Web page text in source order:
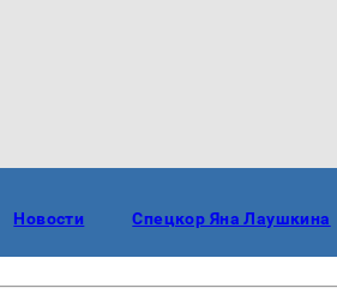
Новости Спецкор Яна Лаушкина